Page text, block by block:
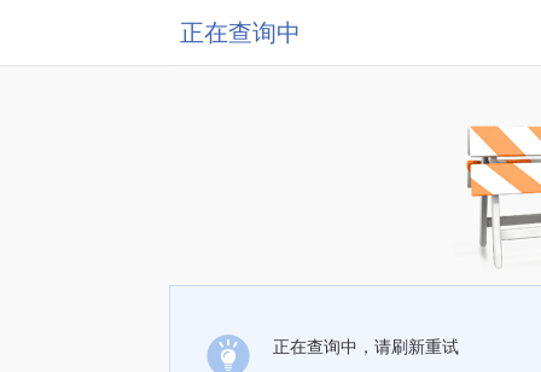
正在查询中
正在查询中，请刷新重试